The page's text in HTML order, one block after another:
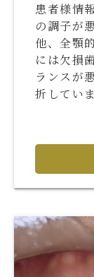
患者様情
の調子が
他、全顎
には欠損
ランスが
折してい